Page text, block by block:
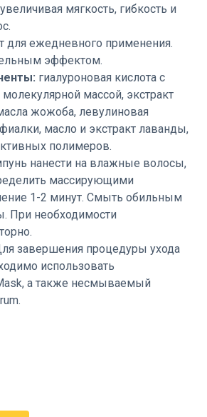
мягкость, гибкость и
для ежедневного применения.
эффектом.
гиалуроновая кислота с
массой, экстракт
жожоба, левулиновая
масло и экстракт лаванды,
полимеров.
нанести на влажные волосы,
массирующими
1-2 минут. Смыть обильным
При необходимости
завершения процедуры ухода
использовать
а также несмываемый